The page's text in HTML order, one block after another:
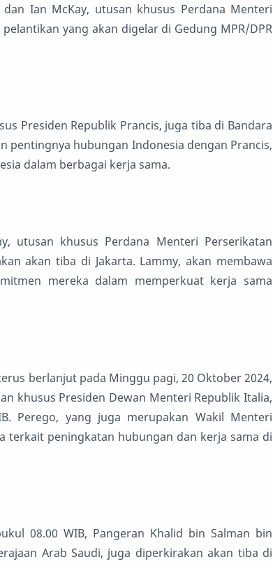
Ian McKay, utusan khusus Perdana Menteri
yang akan digelar di Gedung MPR/DPR
Presiden Republik Prancis, juga tiba di Bandara
pentingnya hubungan Indonesia dengan Prancis,
dalam berbagai kerja sama.
utusan khusus Perdana Menteri Perserikatan
akan tiba di Jakarta. Lammy, akan membawa
mereka dalam memperkuat kerja sama
berlanjut pada Minggu pagi, 20 Oktober 2024,
khusus Presiden Dewan Menteri Republik Italia,
Perego, yang juga merupakan Wakil Menteri
terkait peningkatan hubungan dan kerja sama di
08.00 WIB, Pangeran Khalid bin Salman bin
Arab Saudi, juga diperkirakan akan tiba di